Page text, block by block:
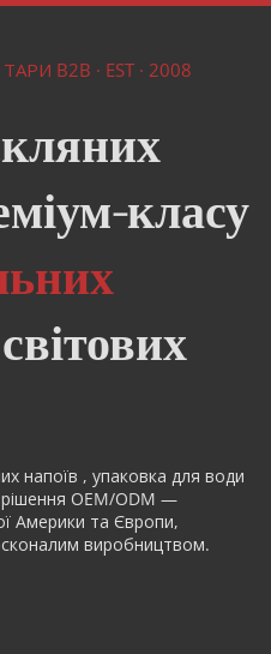
B2B · EST · 2008
напоїв , упаковка для води
рішення OEM/ODM —
Америки та Європи,
виробництвом.